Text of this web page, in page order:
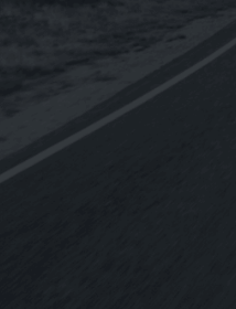
NT$ 210